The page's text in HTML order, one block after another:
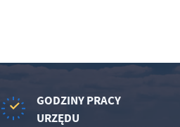
GODZINY PRACY
URZĘDU